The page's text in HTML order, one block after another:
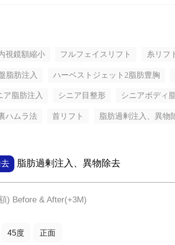
視鏡額縮小 フルフェイスリフト 糸リフ
脂肪注入 ハーベストジェット2脂肪豊胸
ア脂肪注入 シニア目整形 シニアボディ
ハムラ法 首リフト 脂肪過剰注入、異物
脂肪過剰注入、異物除去
) Before & After(+3M)
45度 正面